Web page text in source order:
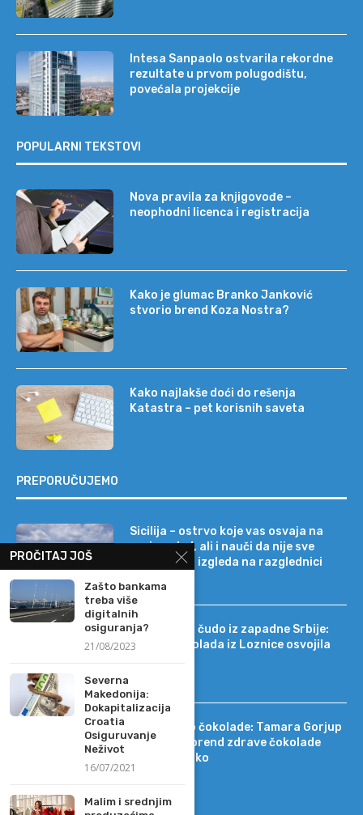
Intesa Sanpaolo ostvarila rekordne
rezultate u prvom polugodištu,
povećala projekcije
POPULARNI TEKSTOVI
Nova pravila za knjigovođe –
neophodni licenca i registracija
Kako je glumac Branko Janković
stvorio brend Koza Nostra?
Kako najlakše doći do rešenja
Katastra – pet korisnih saveta
PREPORUČUJEMO
Sicilija – ostrvo koje vas osvaja na
prvi pogled, ali i nauči da nije sve
onako kako izgleda na razglednici
Tehnološko čudo iz zapadne Srbije:
kako je čokolada iz Loznice osvojila
Od DIF-a do čokolade: Tamara Gorjup
pokrenula brend zdrave čokolade
Kapetan Koko
PROČITAJ JOŠ
Zašto bankama
treba više
digitalnih
osiguranja?
21/08/2023
Severna
Makedonija:
Dokapitalizacija
Croatia
Osiguruvanje
Neživot
16/07/2021
Malim i srednjim